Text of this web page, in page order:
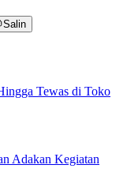
Salin
Tewas di Toko
Adakan Kegiatan